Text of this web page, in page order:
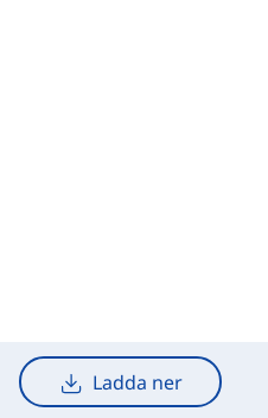
Ladda ner